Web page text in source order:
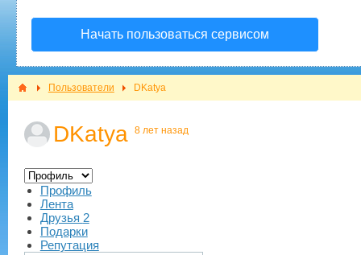
Начать пользоваться сервисом
Пользователи DKatya
DKatya 8 лет назад
Профиль
Лента
Друзья 2
Подарки
Репутация